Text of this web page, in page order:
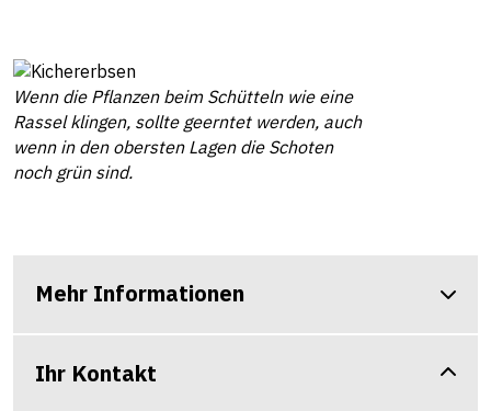
Wenn die Pflanzen beim Schütteln wie eine
Rassel klingen, sollte geerntet werden, auch
wenn in den obersten Lagen die Schoten
noch grün sind.
Mehr Informationen
Ihr Kontakt